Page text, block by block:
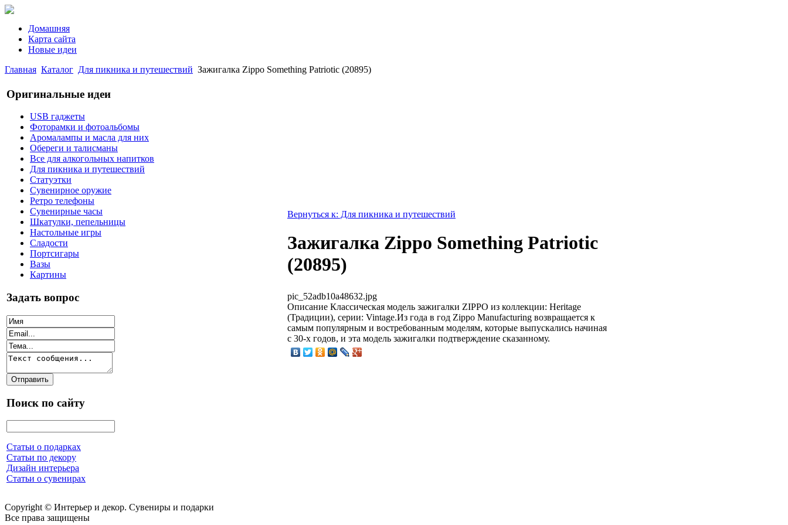
Домашняя
Карта сайта
Новые идеи
Главная Каталог Для пикника и путешествий Зажигалка Zippo Something Patriotic (20895)
Оригинальные идеи
USB гаджеты
Фоторамки и фотоальбомы
Аромалампы и масла для них
Обереги и талисманы
Все для алкогольных напитков
Для пикника и путешествий
Статуэтки
Сувенирное оружие
Ретро телефоны
Сувенирные часы
Шкатулки, пепельницы
Настольные игры
Сладости
Портсигары
Вазы
Картины
Задать вопрос
Поиск по сайту
Статьи о подарках
Статьи по декору
Дизайн интерьера
Статьи о сувенирах
Вернуться к: Для пикника и путешествий
Зажигалка Zippo Something Patriotic
(20895)
pic_52adb10a48632.jpg
Описание Классическая модель зажигалки ZIPPO из коллекции: Heritage
(Традиции), серии: Vintage.Из года в год Zippo Manufacturing возвращается к
самым популярным и востребованным моделям, которые выпускались начиная
с 30-х годов, и эта модель зажигалки подтверждение сказанному.
Copyright © Интерьер и декор. Сувениры и подарки
Все права защищены